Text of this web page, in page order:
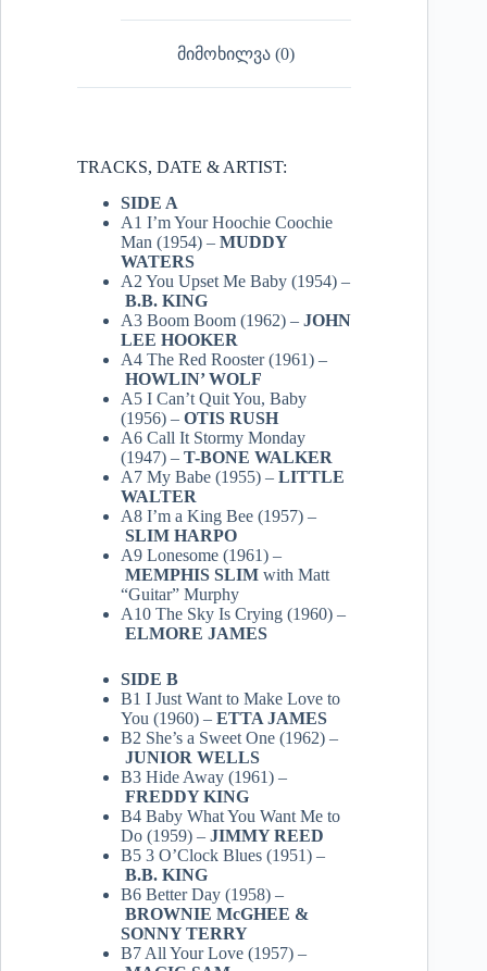
მიმოხილვა (0)
TRACKS, DATE & ARTIST:
SIDE A
A1 I’m Your Hoochie Coochie
Man (1954) – MUDDY
WATERS
A2 You Upset Me Baby (1954) –
B.B. KING
A3 Boom Boom (1962) – JOHN
LEE HOOKER
A4 The Red Rooster (1961) –
HOWLIN’ WOLF
A5 I Can’t Quit You, Baby
(1956) – OTIS RUSH
A6 Call It Stormy Monday
(1947) – T-BONE WALKER
A7 My Babe (1955) – LITTLE
WALTER
A8 I’m a King Bee (1957) –
SLIM HARPO
A9 Lonesome (1961) –
MEMPHIS SLIM with Matt
“Guitar” Murphy
A10 The Sky Is Crying (1960) –
ELMORE JAMES
SIDE B
B1 I Just Want to Make Love to
You (1960) – ETTA JAMES
B2 She’s a Sweet One (1962) –
JUNIOR WELLS
B3 Hide Away (1961) –
FREDDY KING
B4 Baby What You Want Me to
Do (1959) – JIMMY REED
B5 3 O’Clock Blues (1951) –
B.B. KING
B6 Better Day (1958) –
BROWNIE McGHEE &
SONNY TERRY
B7 All Your Love (1957) –